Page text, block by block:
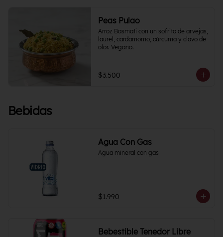
Peas Pulao
Arroz Basmati con un sofrito de arvejas,
laurel, cardamomo, cúrcuma y clavo de
olor. Vegano.
$3.500
Bebidas
Agua Con Gas
Agua mineral con gas
$1.990
Bebestible Tenedor Libre